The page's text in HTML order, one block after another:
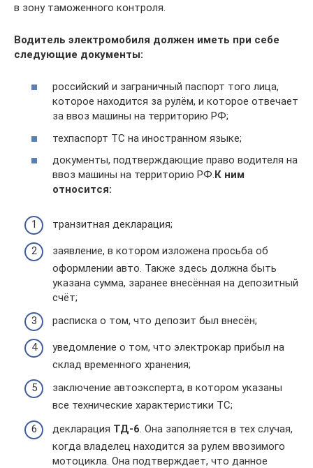
в зону таможенного контроля.
Водитель электромобиля должен иметь при себе
следующие документы:
российский и заграничный паспорт того лица,
которое находится за рулём, и которое отвечает
за ввоз машины на территорию РФ;
техпаспорт ТС на иностранном языке;
документы, подтверждающие право водителя на
ввоз машины на территорию РФ.К ним
относится:
транзитная декларация;
заявление, в котором изложена просьба об
оформлении авто. Также здесь должна быть
указана сумма, заранее внесённая на депозитный
счёт;
расписка о том, что депозит был внесён;
уведомление о том, что электрокар прибыл на
склад временного хранения;
заключение автоэксперта, в котором указаны
все технические характеристики ТС;
декларация ТД-6. Она заполняется в тех случая,
когда владелец находится за рулем ввозимого
мотоцикла. Она подтверждает, что данное